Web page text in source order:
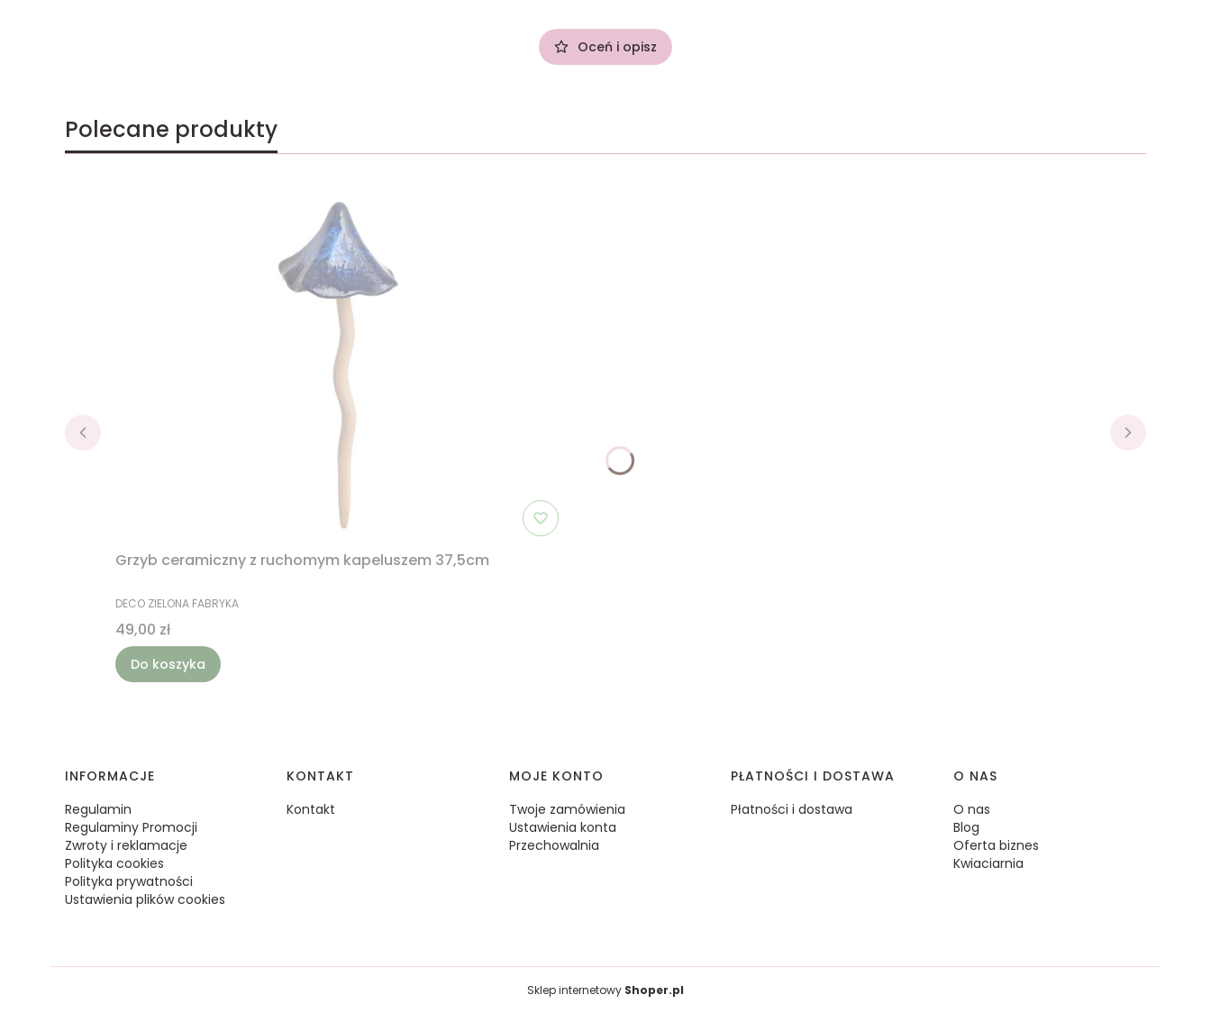
Oceń i opisz
Polecane produkty
Grzyb ceramiczny z ruchomym kapeluszem 37,5cm
PRODUCENT
DECO ZIELONA FABRYKA
Cena
49,00 zł
Do koszyka
Linki w stopce
INFORMACJE
Regulamin
Regulaminy Promocji
Zwroty i reklamacje
Polityka cookies
Polityka prywatności
Ustawienia plików cookies
KONTAKT
Kontakt
MOJE KONTO
Twoje zamówienia
Ustawienia konta
Przechowalnia
PŁATNOŚCI I DOSTAWA
Płatności i dostawa
O NAS
O nas
Blog
Oferta biznes
Kwiaciarnia
Sklep internetowy Shoper.pl